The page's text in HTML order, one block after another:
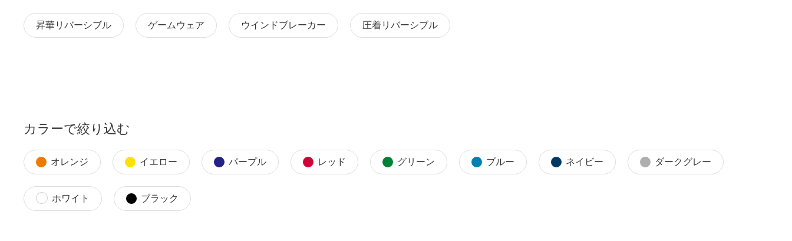
昇華リバーシブル ゲームウェア ウインドブレーカー 圧着リバーシブル
カラーで絞り込む
オレンジ イエロー パープル レッド グリーン ブルー ネイビー ダークグレー
ホワイト ブラック